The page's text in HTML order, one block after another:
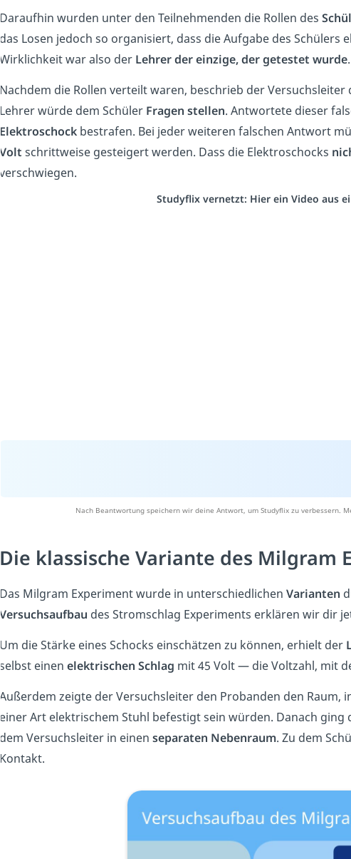
Daraufhin wurden unter den Teilnehmenden die Rollen des
das Losen jedoch so organisiert, dass die Aufgabe des
Wirklichkeit war also der Lehrer der einzige, der getestet wurde
Nachdem die Rollen verteilt waren, beschrieb der Versuchsleiter
Lehrer würde dem Schüler Fragen stellen. Antwortete dieser
Elektroschock bestrafen. Bei jeder weiteren falschen Antwort
Volt schrittweise gesteigert werden. Dass die Elektroschocks
verschwiegen.
Studyflix vernetzt: Hier ein Video aus
Nach Beantwortung speichern wir deine Antwort, um Studyflix zu verbessern.
Die klassische Variante des Milgram
Das Milgram Experiment wurde in unterschiedlichen Varianten
Versuchsaufbau des Stromschlag Experiments erklären wir dir
Um die Stärke eines Schocks einschätzen zu können, erhielt der
selbst einen elektrischen Schlag mit 45 Volt — die Voltzahl, mit
Außerdem zeigte der Versuchsleiter den Probanden den Raum,
einer Art elektrischem Stuhl befestigt sein würden. Danach
dem Versuchsleiter in einen separaten Nebenraum. Zu dem
Kontakt.